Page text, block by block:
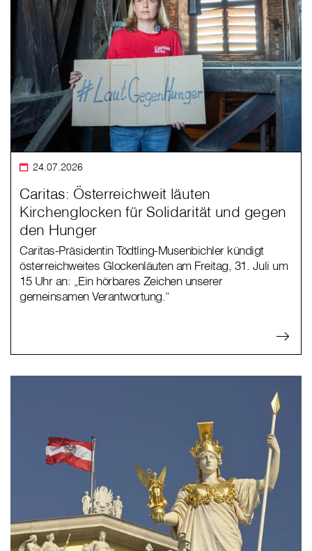
24.07.2026
Caritas: Österreichweit läuten
Kirchenglocken für Solidarität und gegen
den Hunger
Caritas-Präsidentin Tödtling-Musenbichler kündigt
österreichweites Glockenläuten am Freitag, 31. Juli um
15 Uhr an: „Ein hörbares Zeichen unserer
gemeinsamen Verantwortung.“